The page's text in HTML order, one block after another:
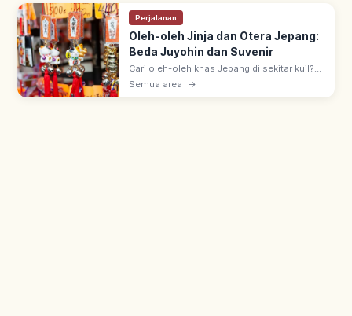
Perjalanan
Oleh-oleh Jinja dan Otera Jepang:
Beda Juyohin dan Suvenir
Cari oleh-oleh khas Jepang di sekitar kuil?
Kenali perbedaan omamori dan suvenir
Semua area →